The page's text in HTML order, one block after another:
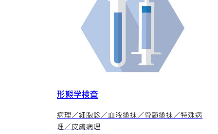
形態学検査
病理／細胞診／血液塗抹／骨髄塗抹／特殊病
理／皮膚病理